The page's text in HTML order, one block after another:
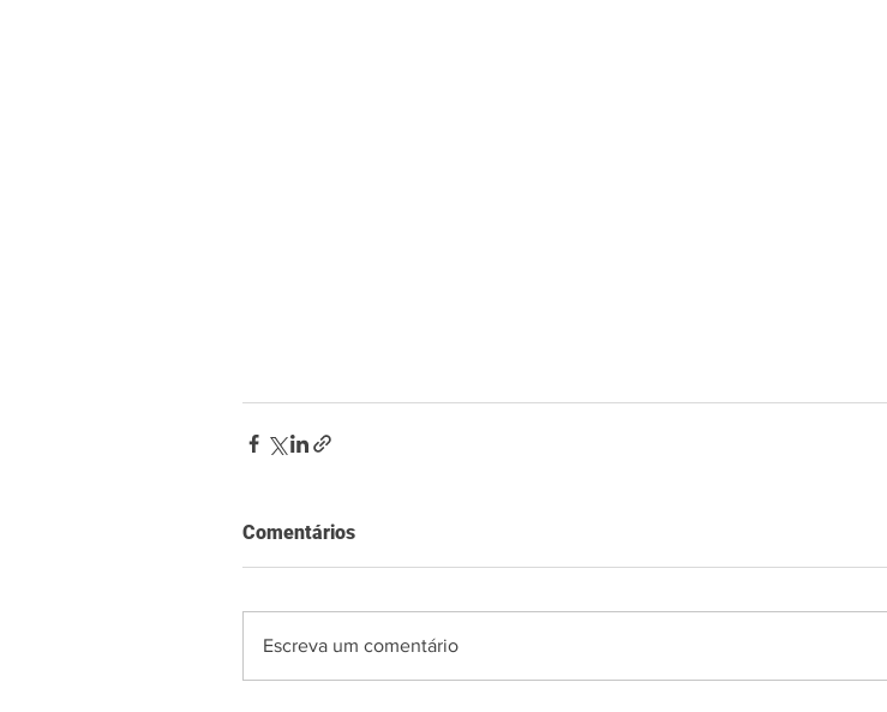
Comentários
Escreva um comentário